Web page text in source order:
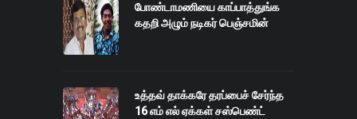
போண்டாமணியை காப்பாத்துங்க
கதறி அழும் நடிகர் பெஞ்சமின்
உத்தவ் தாக்கரே தரப்பைச் சேர்ந்த
16 எம் எல் ஏக்கள் சஸ்பெண்ட்